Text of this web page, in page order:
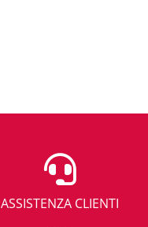
ASSISTENZA CLIENTI